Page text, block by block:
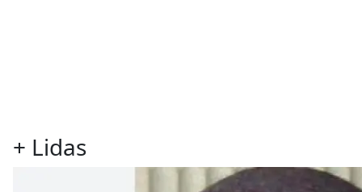
+ Lidas